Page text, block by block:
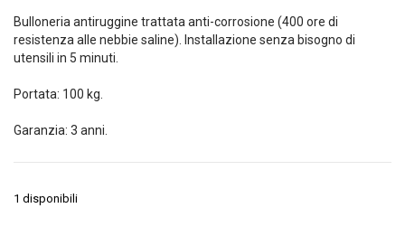
Bulloneria antiruggine trattata anti-corrosione (400 ore di
resistenza alle nebbie saline). Installazione senza bisogno di
utensili in 5 minuti.
Portata: 100 kg.
Garanzia: 3 anni.
1 disponibili